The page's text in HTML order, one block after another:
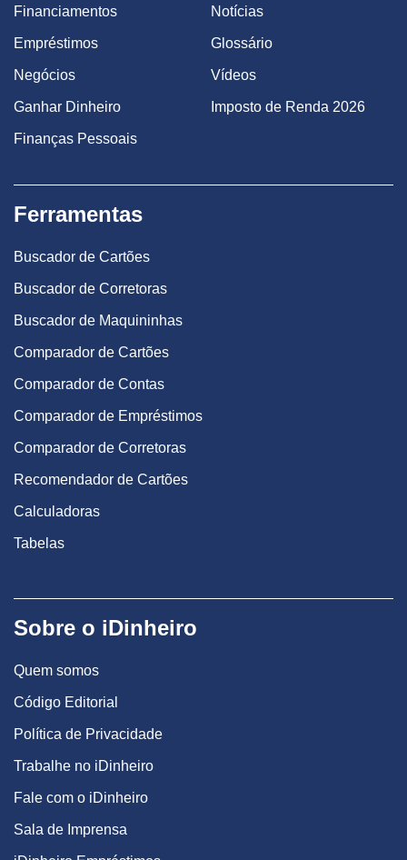
Financiamentos
Empréstimos
Negócios
Ganhar Dinheiro
Finanças Pessoais
Notícias
Glossário
Vídeos
Imposto de Renda 2026
Ferramentas
Buscador de Cartões
Buscador de Corretoras
Buscador de Maquininhas
Comparador de Cartões
Comparador de Contas
Comparador de Empréstimos
Comparador de Corretoras
Recomendador de Cartões
Calculadoras
Tabelas
Sobre o iDinheiro
Quem somos
Código Editorial
Política de Privacidade
Trabalhe no iDinheiro
Fale com o iDinheiro
Sala de Imprensa